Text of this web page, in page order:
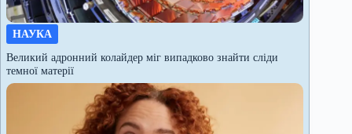
НАУКА
Великий адронний колайдер міг випадково знайти сліди
темної матерії